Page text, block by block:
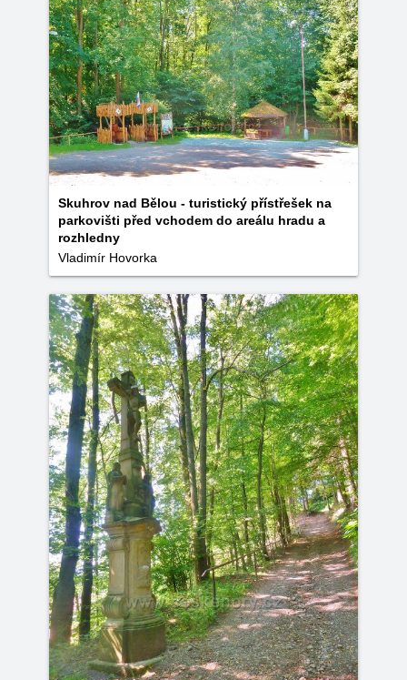
Skuhrov nad Bělou - turistický přístřešek na
parkovišti před vchodem do areálu hradu a
rozhledny
Vladimír Hovorka